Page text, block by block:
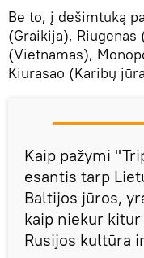
Be to, į dešimtuką
(Graikija), Riugenas
(Vietnamas),
Kiurasao (Karibų
Kaip pažymi
esantis tarp
Baltijos jūros,
kaip niekur
Rusijos kultūra